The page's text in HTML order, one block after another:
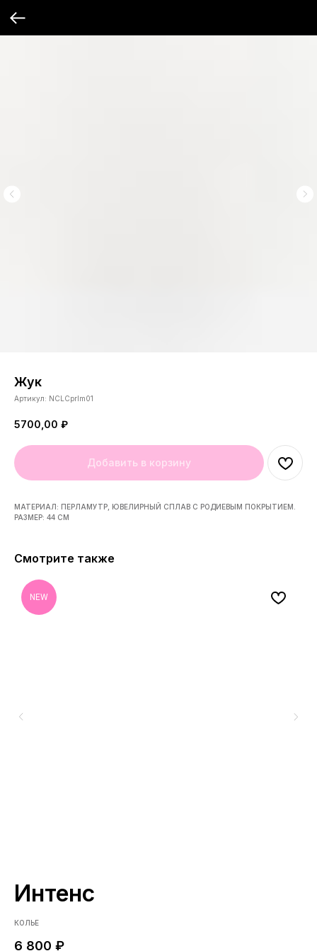
Жук
Артикул: NCLCprlm01
5700,00 ₽
Добавить в корзину
МАТЕРИАЛ: ПЕРЛАМУТР, ЮВЕЛИРНЫЙ СПЛАВ С РОДИЕВЫМ ПОКРЫТИЕМ.
РАЗМЕР: 44 СМ
Смотрите также
NEW
Интенс
КОЛЬЕ
6 800 ₽